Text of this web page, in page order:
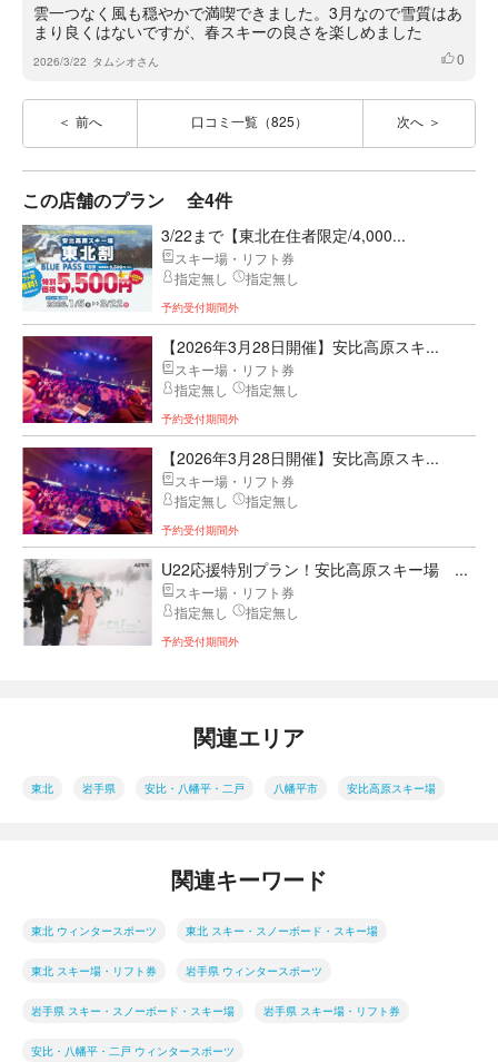
雲一つなく風も穏やかで満喫できました。3月なので雪質はあ
まり良くはないですが、春スキーの良さを楽しめました
2026/3/22 タムシオさん いいね
0
前へ 口コミ一覧（825） 次へ
この店舗のプラン 全4件
3/22まで【東北在住者限定/4,000...
スキー場・リフト券
指定無し
指定無し
予約受付期間外
【2026年3月28日開催】安比高原スキ...
スキー場・リフト券
指定無し
指定無し
予約受付期間外
【2026年3月28日開催】安比高原スキ...
スキー場・リフト券
指定無し
指定無し
予約受付期間外
U22応援特別プラン！安比高原スキー場 ...
スキー場・リフト券
指定無し
指定無し
予約受付期間外
関連エリア
東北 岩手県 安比・八幡平・二戸 八幡平市 安比高原スキー場
関連キーワード
東北 ウィンタースポーツ 東北 スキー・スノーボード・スキー場
東北 スキー場・リフト券 岩手県 ウィンタースポーツ
岩手県 スキー・スノーボード・スキー場 岩手県 スキー場・リフト券
安比・八幡平・二戸 ウィンタースポーツ